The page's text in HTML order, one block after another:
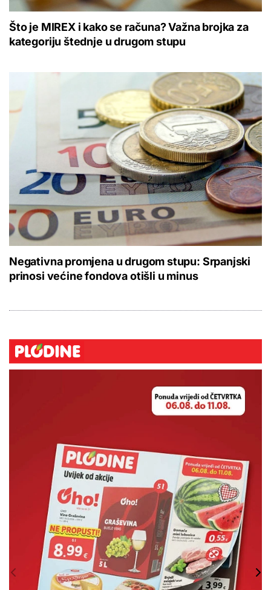
Što je MIREX i kako se računa? Važna brojka za
kategoriju štednje u drugom stupu
Negativna promjena u drugom stupu: Srpanjski
prinosi većine fondova otišli u minus